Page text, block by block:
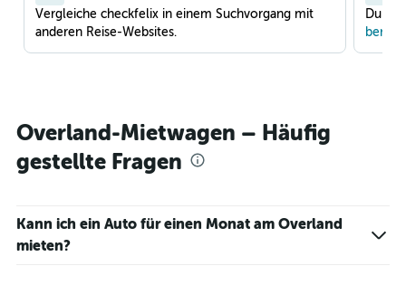
Vergleiche checkfelix in einem Suchvorgang mit
anderen Reise-Websites.
Du
Overland-Mietwagen – Häufig
gestellte Fragen
Kann ich ein Auto für einen Monat am Overland
mieten?